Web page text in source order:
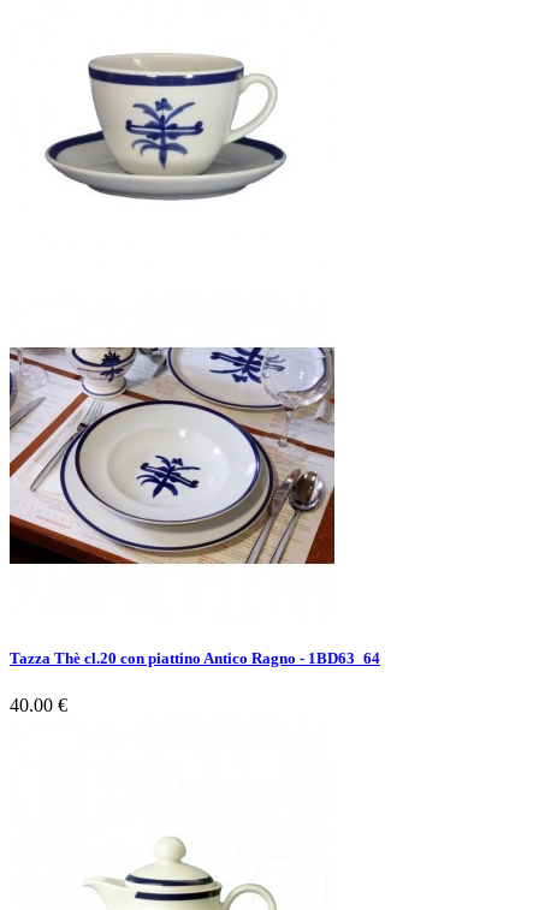
Tazza Thè cl.20 con piattino Antico Ragno - 1BD63_64
40.00 €